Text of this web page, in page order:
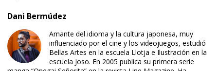
Dani Bermúdez
Amante del idioma y la cultura japonesa, muy
influenciado por el cine y los videojuegos, estudió
Bellas Artes en la escuela Llotja e Ilustración en la
escuela Joso. En 2005 publica su primera serie